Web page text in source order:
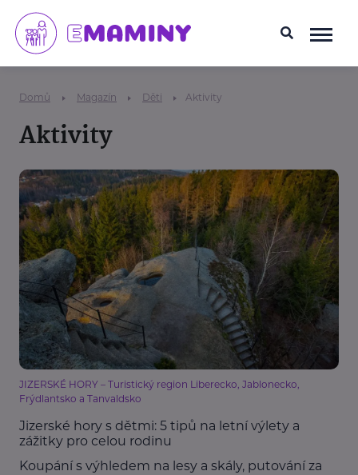
Domů Magazín Děti Aktivity
Aktivity
JIZERSKÉ HORY – Turistický region Liberecko, Jablonecko,
Frýdlantsko a Tanvaldsko
Jizerské hory s dětmi: 5 tipů na letní výlety a
zážitky pro celou rodinu
Koupání s výhledem na lesy a skály, putování za